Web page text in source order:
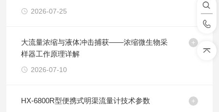
2026-07-25
大流量浓缩与液体冲击捕获——浓缩微生物采
样器工作原理详解
2026-07-10
HX-6800R型便携式明渠流量计技术参数